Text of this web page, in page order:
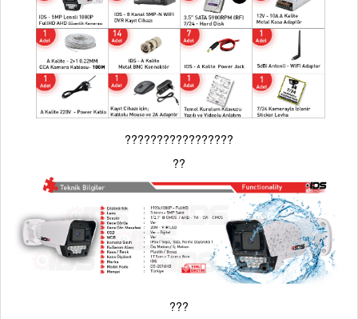
?????????????????
??
???